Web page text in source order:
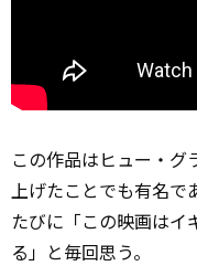
この作品はヒュー・グ
上げたことでも有名で
たびに「この映画はイ
る」と毎回思う。